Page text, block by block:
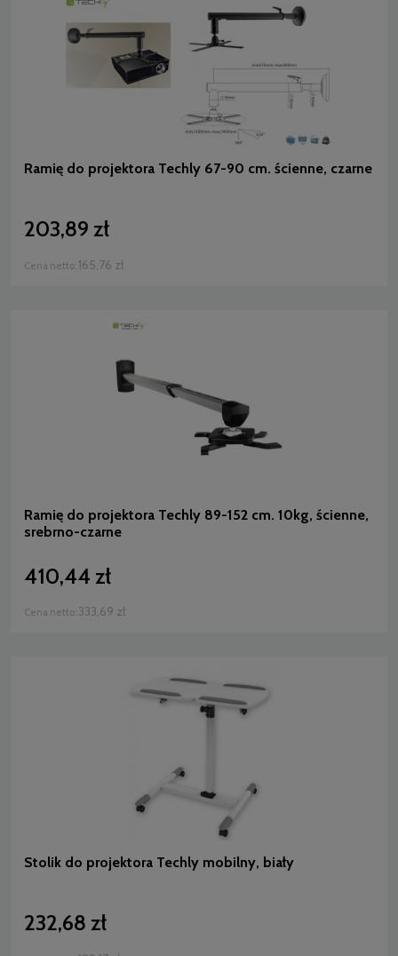
Ramię do projektora Techly 67-90 cm. ścienne, czarne
203,89 zł
Cena netto: 165,76 zł
Ramię do projektora Techly 89-152 cm. 10kg, ścienne,
srebrno-czarne
410,44 zł
Cena netto: 333,69 zł
Stolik do projektora Techly mobilny, biały
232,68 zł